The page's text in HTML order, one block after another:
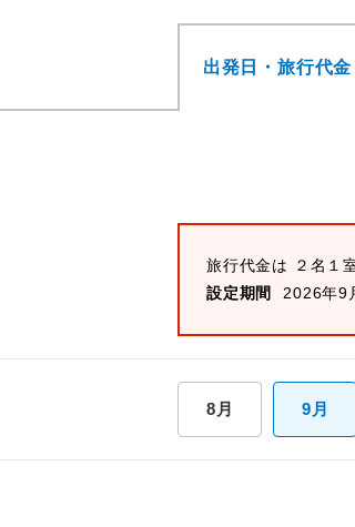
出発日・旅行代金
旅行代金は ２名１
設定期間
2026年9
8月 9月